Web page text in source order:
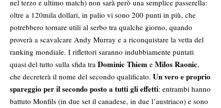
nel terzo e ultimo match) non sarà però una semplice passerella:
oltre a 120mila dollari, in palio vi sono 200 punti in più, che
potrebbero tornare utili al serbo tra qualche giorno, quando
proverà a scavalcare Andy Murray e a riconquistare la vetta del
ranking mondiale. I riflettori saranno indubbiamente puntati
quasi del tutto sulla sfida tra Dominic Thiem e Milos Raonic,
che decreterà il nome del secondo qualificato. Un vero e proprio
spareggio per il secondo posto a tutti gli effetti: entrambi hanno
battuto Monfils (in due set il canadese, in due l’austriaco) e sono